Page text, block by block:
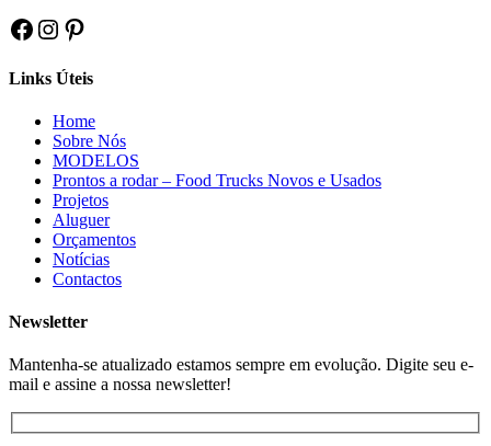
Facebook
Instagram
Pinterest
Links Úteis
Home
Sobre Nós
MODELOS
Prontos a rodar – Food Trucks Novos e Usados
Projetos
Aluguer
Orçamentos
Notícias
Contactos
Newsletter
Mantenha-se atualizado estamos sempre em evolução. Digite seu e-
mail e assine a nossa newsletter!